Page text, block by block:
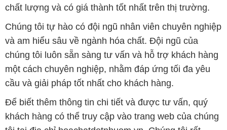
chất lượng và có giá thành tốt nhất trên thị trường.
Chúng tôi tự hào có đội ngũ nhân viên chuyên nghiệp
và am hiểu sâu về ngành hóa chất. Đội ngũ của
chúng tôi luôn sẵn sàng tư vấn và hỗ trợ khách hàng
một cách chuyên nghiệp, nhằm đáp ứng tối đa yêu
cầu và giải pháp tốt nhất cho khách hàng.
Để biết thêm thông tin chi tiết và được tư vấn, quý
khách hàng có thể truy cập vào trang web của chúng